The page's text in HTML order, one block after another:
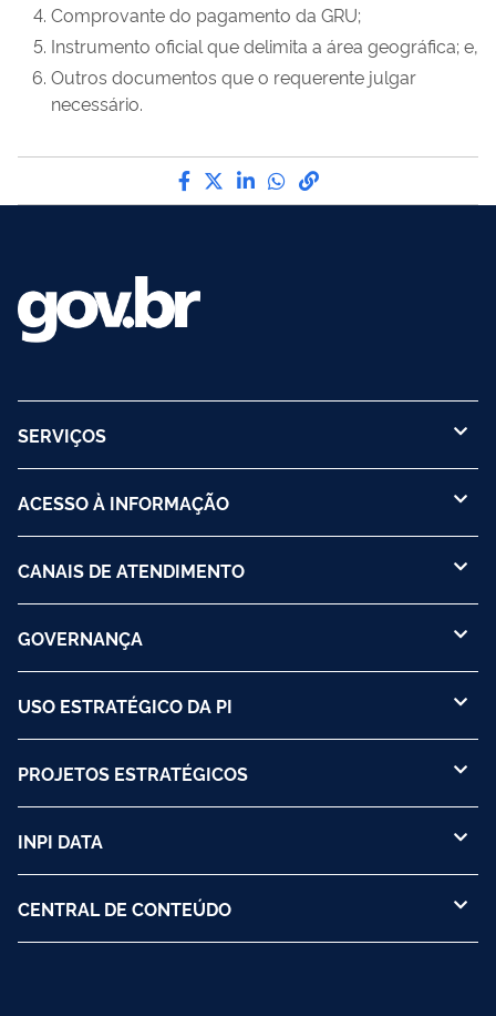
Comprovante do pagamento da GRU;
Instrumento oficial que delimita a área geográfica; e,
Outros documentos que o requerente julgar
necessário.
Compartilhe por Facebook
Compartilhe por Twitter
Compartilhe por
Compartilhe por
link para Copiar
SERVIÇOS
ACESSO À INFORMAÇÃO
CANAIS DE ATENDIMENTO
GOVERNANÇA
USO ESTRATÉGICO DA PI
PROJETOS ESTRATÉGICOS
INPI DATA
CENTRAL DE CONTEÚDO